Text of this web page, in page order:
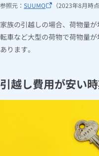
参照元： SUUMO （2023年8月時点
家族の引越しの場合、荷物量
転車など大型の荷物で荷物量
あります。
引越し費用が安い